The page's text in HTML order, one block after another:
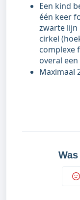
Een kind
één keer
zwarte lijn
cirkel
complexe
overal
Maximaal